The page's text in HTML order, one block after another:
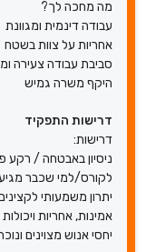
מה מחכה לך?
עבודה דינמית ומגוונת
אחריות על צוות בשטח
סביבת עבודה צעירה
היקף משרה גמיש
דרישות התפקיד
דרישות:
ניסיון באבטחה / רקע
לקורס/למי שכבר
יתרון משמעותי
אמינות, אחריות
יחסי אנוש מצוינים